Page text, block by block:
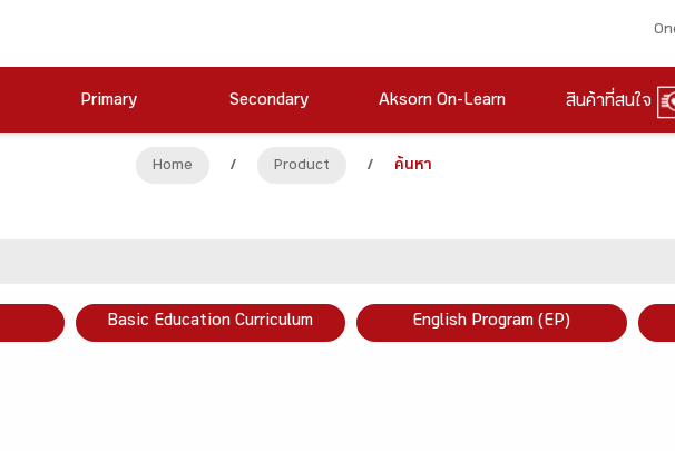
Primary Secondary Aksorn On-Learn สินค้าที่สนใจ
Home / Product / ค้นหา
Basic Education Curriculum English Program (EP)